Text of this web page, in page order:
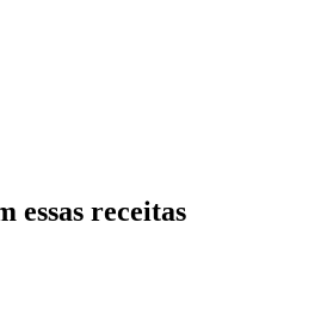
essas receitas